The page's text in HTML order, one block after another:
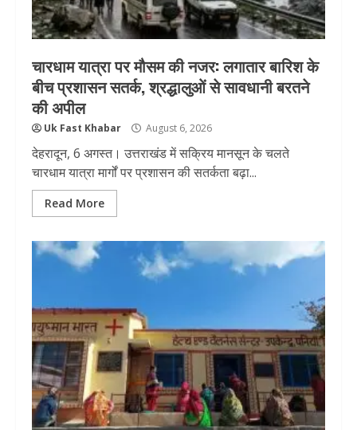
चारधाम यात्रा पर मौसम की नजर: लगातार बारिश के
बीच प्रशासन सतर्क, श्रद्धालुओं से सावधानी बरतने
की अपील
Uk Fast Khabar August 6, 2026
देहरादून, 6 अगस्त। उत्तराखंड में सक्रिय मानसून के चलते
चारधाम यात्रा मार्गों पर प्रशासन की सतर्कता बढ़ा...
Read More